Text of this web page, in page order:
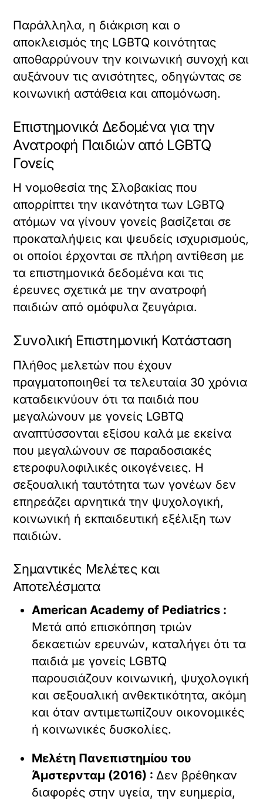
Παράλληλα, η διάκριση και ο
αποκλεισμός της LGBTQ κοινότητας
αποθαρρύνουν την κοινωνική συνοχή και
αυξάνουν τις ανισότητες, οδηγώντας σε
κοινωνική αστάθεια και απομόνωση.
Επιστημονικά Δεδομένα για την
Ανατροφή Παιδιών από LGBTQ
Γονείς
Η νομοθεσία της Σλοβακίας που
απορρίπτει την ικανότητα των LGBTQ
ατόμων να γίνουν γονείς βασίζεται σε
προκαταλήψεις και ψευδείς ισχυρισμούς,
οι οποίοι έρχονται σε πλήρη αντίθεση με
τα επιστημονικά δεδομένα και τις
έρευνες σχετικά με την ανατροφή
παιδιών από ομόφυλα ζευγάρια.
Συνολική Επιστημονική Κατάσταση
Πλήθος μελετών που έχουν
πραγματοποιηθεί τα τελευταία 30 χρόνια
καταδεικνύουν ότι τα παιδιά που
μεγαλώνουν με γονείς LGBTQ
αναπτύσσονται εξίσου καλά με εκείνα
που μεγαλώνουν σε παραδοσιακές
ετεροφυλοφιλικές οικογένειες. Η
σεξουαλική ταυτότητα των γονέων δεν
επηρεάζει αρνητικά την ψυχολογική,
κοινωνική ή εκπαιδευτική εξέλιξη των
παιδιών.
Σημαντικές Μελέτες και
Αποτελέσματα
American Academy of Pediatrics :
Μετά από επισκόπηση τριών
δεκαετιών ερευνών, καταλήγει ότι τα
παιδιά με γονείς LGBTQ
παρουσιάζουν κοινωνική, ψυχολογική
και σεξουαλική ανθεκτικότητα, ακόμη
και όταν αντιμετωπίζουν οικονομικές
ή κοινωνικές δυσκολίες.
Μελέτη Πανεπιστημίου του
Άμστερνταμ (2016) : Δεν βρέθηκαν
διαφορές στην υγεία, την ευημερία,